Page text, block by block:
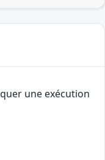
une exécution